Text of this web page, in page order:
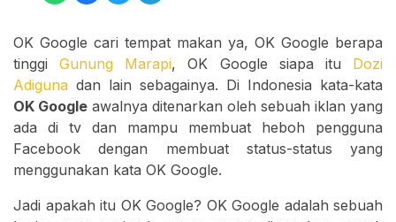
OK Google cari tempat makan ya, OK Google berapa
tinggiGunung Marapi, OK Google siapa itu Dozi
Adiguna dan lain sebagainya. Di Indonesia kata-kata
OK Google awalnya ditenarkan oleh sebuah iklan yang
ada di tv dan mampu membuat heboh pengguna
Facebook dengan membuat status-status yang
menggunakan kata OK Google.
Jadi apakah itu OK Google? OK Google adalah sebuah